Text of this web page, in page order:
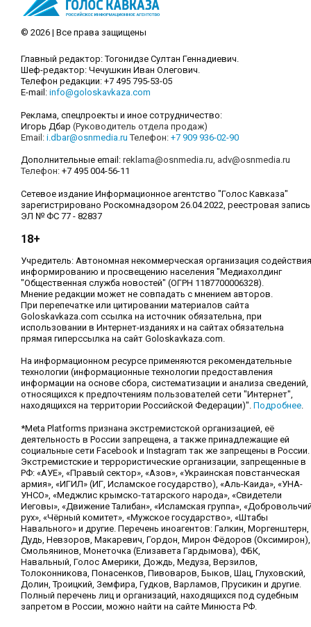
© 2026 | Все права защищены
Главный редактор: Тогонидзе Султан Геннадиевич.
Шеф-редактор: Чечушкин Иван Олегович.
Телефон редакции: +7 495 795-53-05
E-mail: info@goloskavkaza.com
Реклама, спецпроекты и иное сотрудничество:
Игорь Дбар (Руководитель отдела продаж)
Email: i.dbar@osnmedia.ru Телефон: +7 909 936-02-90
Дополнительные email: reklama@osnmedia.ru, adv@osnmedia.ru
Телефон: +7 495 004-56-11
Сетевое издание Информационное агентство "Голос Кавказа"
зарегистрировано Роскомнадзором 26.04.2022, реестровая запись
ЭЛ № ФС 77 - 82837
18+
Учредитель: Автономная некоммерческая организация содействия
информированию и просвещению населения "Медиахолдинг
"Общественная служба новостей" (ОГРН 1187700006328).
Мнение редакции может не совпадать с мнением авторов.
При перепечатке или цитировании материалов сайта
Goloskavkaza.com ссылка на источник обязательна, при
использовании в Интернет-изданиях и на сайтах обязательна
прямая гиперссылка на сайт Goloskavkaza.com.
На информационном ресурсе применяются рекомендательные
технологии (информационные технологии предоставления
информации на основе сбора, систематизации и анализа сведений,
относящихся к предпочтениям пользователей сети "Интернет",
находящихся на территории Российской Федерации)". Подробнее.
*Meta Platforms признана экстремистской организацией, её
деятельность в России запрещена, а также принадлежащие ей
социальные сети Facebook и Instagram так же запрещены в России.
Экстремистские и террористические организации, запрещенные в
РФ: «АУЕ», «Правый сектор», «Азов», «Украинская повстанческая
армия», «ИГИЛ» (ИГ, Исламское государство), «Аль-Каида», «УНА-
УНСО», «Меджлис крымско-татарского народа», «Свидетели
Иеговы», «Движение Талибан», «Исламская группа»,
рух», «Чёрный комитет», «Мужское государство», «Штабы
Навального» и другие. Перечень иноагентов: Галкин, Моргенштерн,
Дудь, Невзоров, Макаревич, Гордон, Мирон Фёдоров (Оксимирон),
Смольянинов, Монеточка (Елизавета Гардымова), ФБК,
Навальный, Голос Америки, Дождь, Медуза, Верзилов,
Толоконникова, Понасенков, Пивоваров, Быков, Шац, Глуховский,
Долин, Троицкий, Земфира, Гудков, Варламов, Прусикин и другие.
Полный перечень лиц и организаций, находящихся под судебным
запретом в России, можно найти на сайте Минюста РФ.